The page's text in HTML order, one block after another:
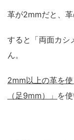
革が2mmだと、革
すると「両面カ
ん。
2mm以上の革を
（足9mm）」 を